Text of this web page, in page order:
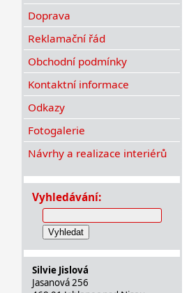
Doprava
Reklamační řád
Obchodní podmínky
Kontaktní informace
Odkazy
Fotogalerie
Návrhy a realizace interiérů
Vyhledávání:
Vyhledat
Silvie Jislová
Jasanová 256